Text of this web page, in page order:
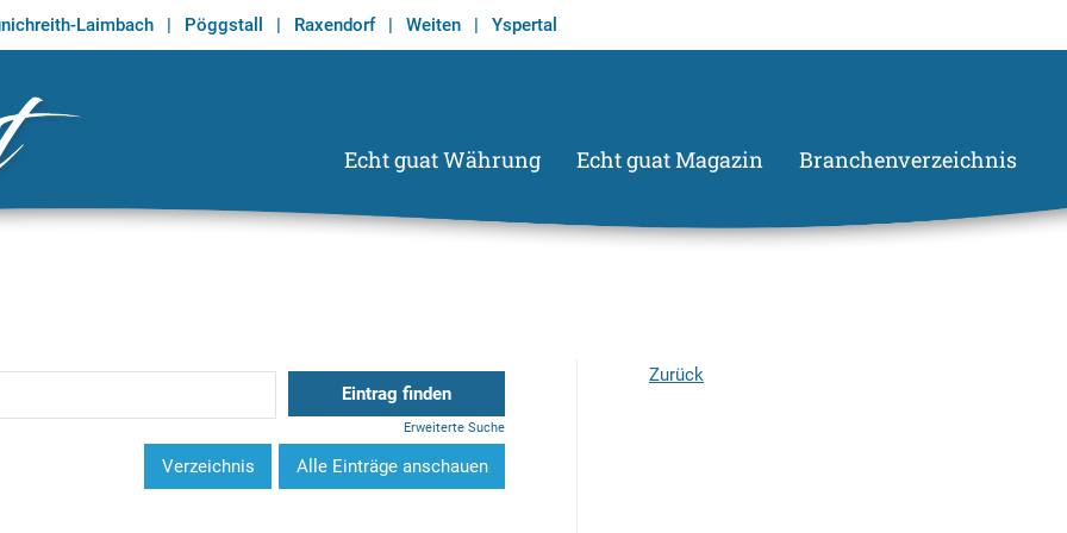
Laimbach | Pöggstall | Raxendorf | Weiten | Yspertal
Wirtschaftsregion Tor zum WaldviertelEcht guat Währung Echt guat Magazin Branchenverzeichnis
Erweiterte Suche
Zurück